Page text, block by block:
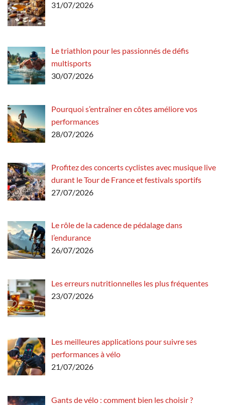
31/07/2026
Le triathlon pour les passionnés de défis
multisports
30/07/2026
Pourquoi s’entraîner en côtes améliore vos
performances
28/07/2026
Profitez des concerts cyclistes avec musique live
durant le Tour de France et festivals sportifs
27/07/2026
Le rôle de la cadence de pédalage dans
l’endurance
26/07/2026
Les erreurs nutritionnelles les plus fréquentes
23/07/2026
Les meilleures applications pour suivre ses
performances à vélo
21/07/2026
Gants de vélo : comment bien les choisir ?